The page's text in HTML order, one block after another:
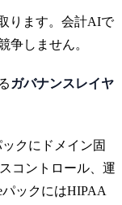
ります。会計AIで
争しません。
ガバナンスレイヤ
クにドメイン固
コントロール、運
パックにはHIPAA